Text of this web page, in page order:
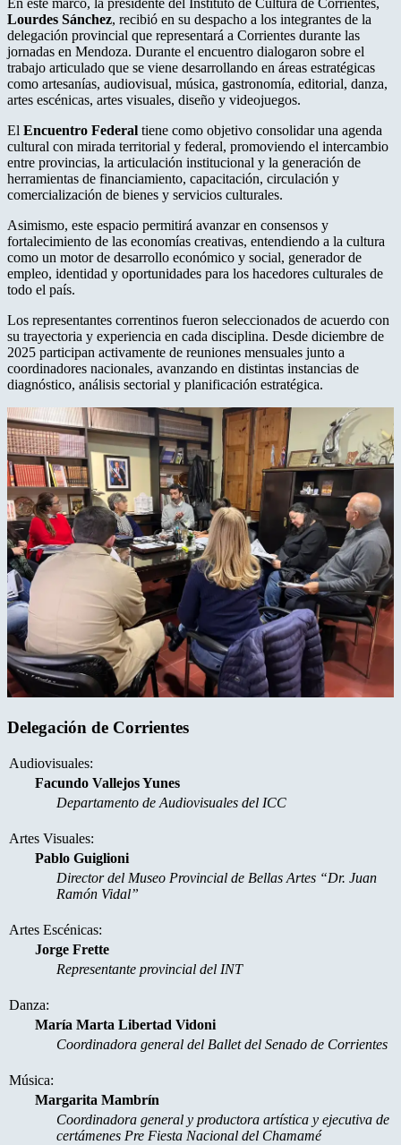
Lourdes Sánchez, recibió en su despacho a los integrantes de la
delegación provincial que representará a Corrientes durante las
jornadas en Mendoza. Durante el encuentro dialogaron sobre el
trabajo articulado que se viene desarrollando en áreas estratégicas
como artesanías, audiovisual, música, gastronomía, editorial, danza,
artes escénicas, artes visuales, diseño y videojuegos.
El Encuentro Federal tiene como objetivo consolidar una agenda
cultural con mirada territorial y federal, promoviendo el intercambio
entre provincias, la articulación institucional y la generación de
herramientas de financiamiento, capacitación, circulación y
comercialización de bienes y servicios culturales.
Asimismo, este espacio permitirá avanzar en consensos y
fortalecimiento de las economías creativas, entendiendo a la cultura
como un motor de desarrollo económico y social, generador de
empleo, identidad y oportunidades para los hacedores culturales de
todo el país.
Los representantes correntinos fueron seleccionados de acuerdo con
su trayectoria y experiencia en cada disciplina. Desde diciembre de
2025 participan activamente de reuniones mensuales junto a
coordinadores nacionales, avanzando en distintas instancias de
diagnóstico, análisis sectorial y planificación estratégica.
Delegación de Corrientes
Audiovisuales:
Facundo Vallejos Yunes
Departamento de Audiovisuales del ICC
Artes Visuales:
Pablo Guiglioni
Director del Museo Provincial de Bellas Artes “Dr. Juan
Ramón Vidal”
Artes Escénicas:
Jorge Frette
Representante provincial del INT
Danza:
María Marta Libertad Vidoni
Coordinadora general del Ballet del Senado de Corrientes
Música:
Margarita Mambrín
Coordinadora general y productora artística y ejecutiva de
certámenes Pre Fiesta Nacional del Chamamé